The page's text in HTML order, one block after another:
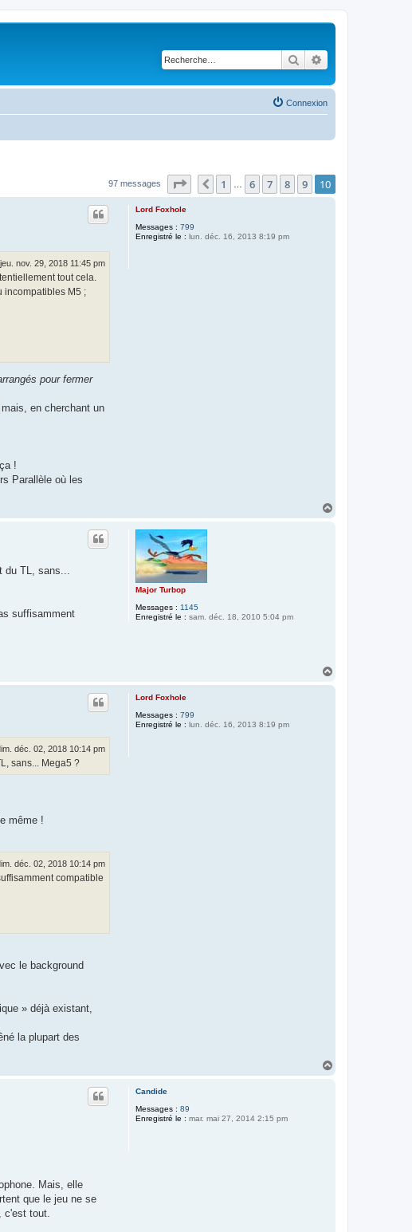
Rechercher
Connexion
97 messages Page 10 10
Précédente
1 6 7 8 9 10
Lord Foxhole
Messages : 799
Enregistré le : lun. déc. 16, 2013 8:19 pm
jeu. nov. 29, 2018 11:45 pm
tout cela.
incompatibles M5 ;
pour fermer
en cherchant un
!
Parallèle où les
Major Turbop
Messages : 1145
Enregistré le : sam. déc. 18, 2010 5:04 pm
TL, sans...
suffisamment
Lord Foxhole
Messages : 799
Enregistré le : lun. déc. 16, 2013 8:19 pm
déc. 02, 2018 10:14 pm
sans... Mega5 ?
même !
déc. 02, 2018 10:14 pm
compatible
le background
» déjà existant,
la plupart des
Candide
Messages : 89
Enregistré le : mar. mai 27, 2014 2:15 pm
Mais, elle
que le jeu ne se
c'est tout.